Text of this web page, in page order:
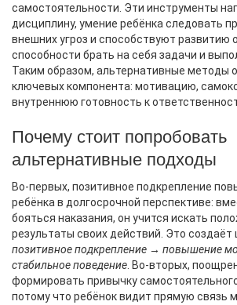
самостоятельности . Эти инструменты
дисциплину, умение ребёнка следовать
внешних угроз и способствуют развитию
способности брать на себя задачи и
Таким образом, альтернативные методы
ключевых компонента: мотивацию,
внутреннюю готовность к
Почему стоит попробовать
альтернативные подходы
Во-первых, позитивное подкрепление
ребёнка в долгосрочной перспективе:
бояться наказания, он учится искать
результаты своих действий. Это создаёт
позитивное подкрепление → повышение
стабильное поведение . Во-вторых,
формировать привычку
потому что ребёнок видит прямую связь